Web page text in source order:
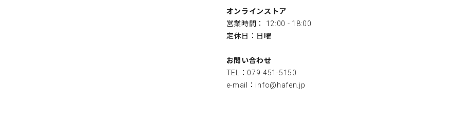
オンラインストア
営業時間： 12:00 - 18:00
定休日：日曜
お問い合わせ
TEL：079-451-5150
e-mail： info@hafen.jp